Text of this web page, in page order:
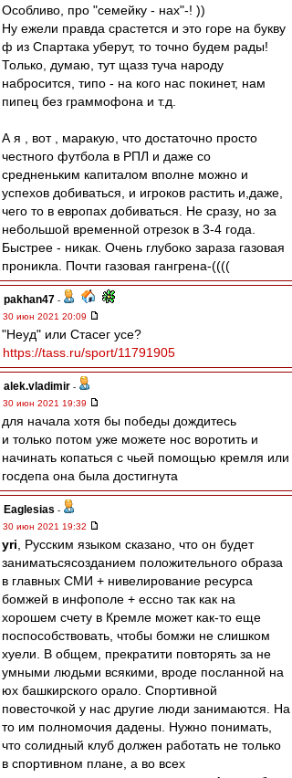
Особливо, про "семейку - нах"-! ))
Ну ежели правда срастется и это горе на букву
ф из Спартака уберут, то точно будем рады!
Только, думаю, тут щазз туча народу
набросится, типо - на кого нас покинет, нам
пипец без граммофона и т.д.
А я , вот , маракую, что достаточно просто
честного футбола в РПЛ и даже со
средненьким капиталом вполне можно и
успехов добиваться, и игроков растить и,даже,
чего то в европах добиваться. Не сразу, но за
небольшой временной отрезок в 3-4 года.
Быстрее - никак. Очень глубоко зараза газовая
проникла. Почти газовая гангрена-((((
pakhan47 -
30 июн 2021 20:09
"Неуд" или Стасег усе?
https://tass.ru/sport/11791905
alek.vladimir -
30 июн 2021 19:39
для начала хотя бы победы дождитесь
и только потом уже можете нос воротить и
начинать копаться с чьей помощью кремля или
госдепа она была достигнута
Eaglesias -
30 июн 2021 19:32
yri , Русским языком сказано, что он будет
заниматьсясозданием положительного образа
в главных СМИ + нивелирование ресурса
бомжей в инфополе + ессно так как на
хорошем счету в Кремле может как-то еще
поспособствовать, чтобы бомжи не слишком
хуели. В общем, прекратити повторять за не
умными людьми всякими, вроде посланной на
юх башкирского орало. Спортивной
повесточкой у нас другие люди занимаются. На
то им полномочия дадены. Нужно понимать,
что солидный клуб должен работать не только
в спортивном плане, а во всех